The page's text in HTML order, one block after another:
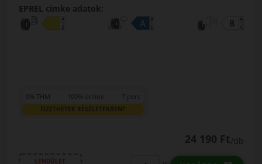
EPREL cimke adatok:
0% THM 100% online 7 perc
FIZETHETEK RÉSZLETEKBEN?
24 190 Ft/db
LENDÜLET